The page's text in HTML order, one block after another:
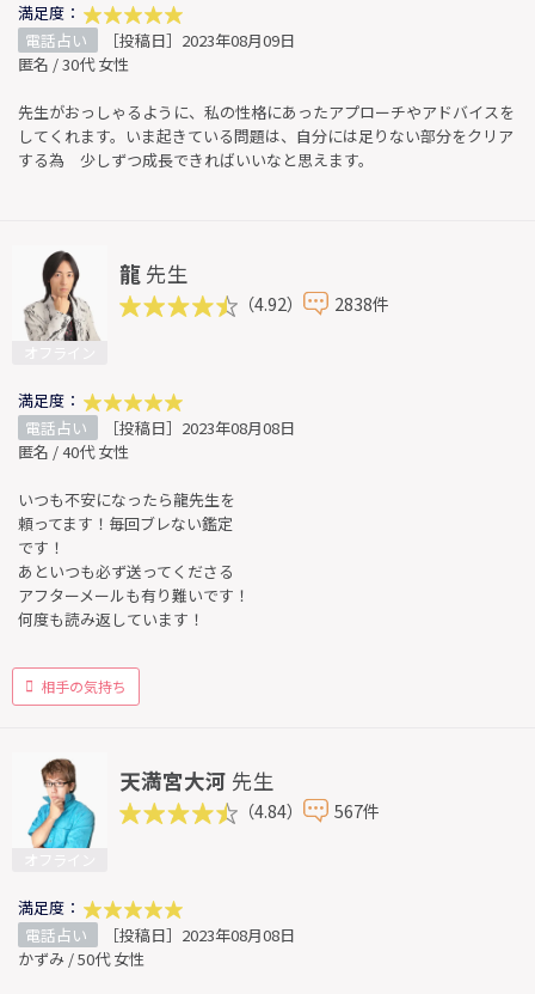
満足度：
電話占い
［投稿日］2023年08月09日
匿名 / 30代 女性
先生がおっしゃるように、私の性格にあったアプローチやアドバイスを
してくれます。いま起きている問題は、自分には足りない部分をクリア
する為 少しずつ成長できればいいなと思えます。
龍 先生
（4.92） 2838件
満足度：
電話占い
［投稿日］2023年08月08日
匿名 / 40代 女性
いつも不安になったら龍先生を
頼ってます！毎回ブレない鑑定
です！
あといつも必ず送ってくださる
アフターメールも有り難いです！
何度も読み返しています！
相手の気持ち
天満宮大河 先生
（4.84） 567件
満足度：
電話占い
［投稿日］2023年08月08日
かずみ / 50代 女性